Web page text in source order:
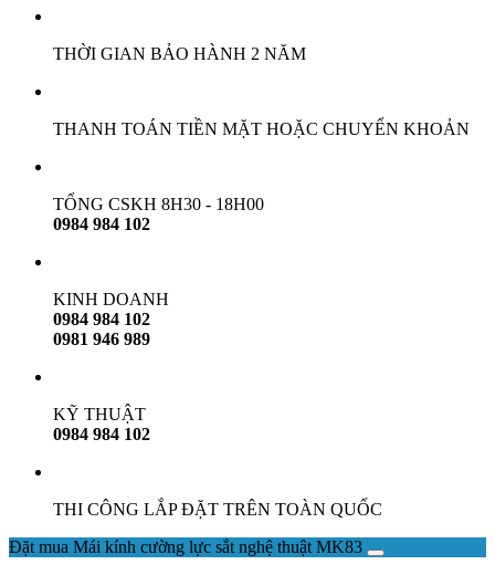
THỜI GIAN BẢO HÀNH 2 NĂM
THANH TOÁN TIỀN MẶT HOẶC CHUYỂN KHOẢN
TỔNG CSKH 8H30 - 18H00
0984 984 102
KINH DOANH
0984 984 102
0981 946 989
KỸ THUẬT
0984 984 102
THI CÔNG LẮP ĐẶT TRÊN TOÀN QUỐC
Đặt mua Mái kính cường lực sắt nghệ thuật MK83